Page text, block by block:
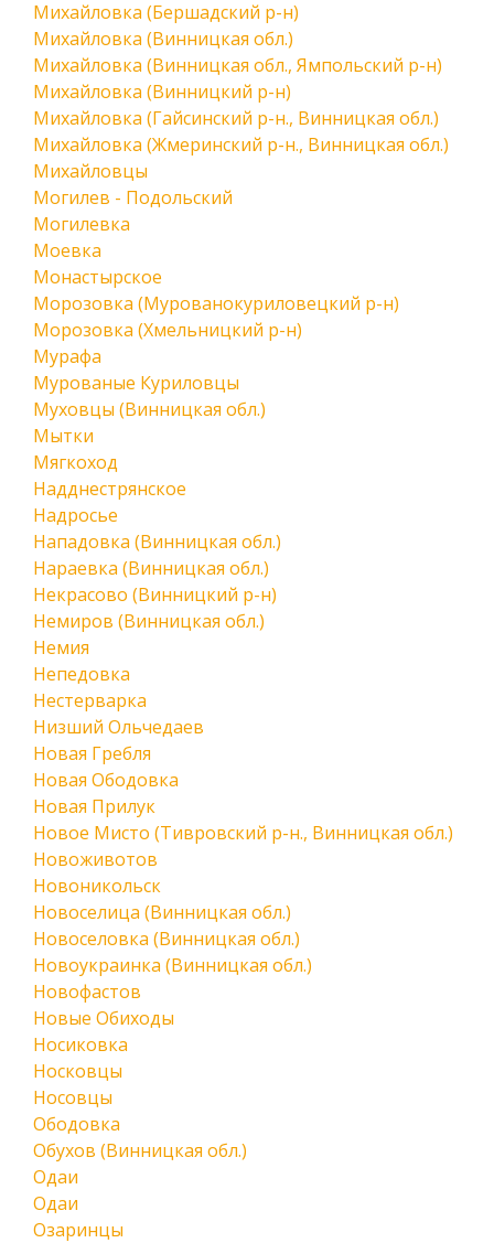
Михайловка (Бершадский р-н)
Михайловка (Винницкая обл.)
Михайловка (Винницкая обл., Ямпольский р-н)
Михайловка (Винницкий р-н)
Михайловка (Гайсинский р-н., Винницкая обл.)
Михайловка (Жмеринский р-н., Винницкая обл.)
Михайловцы
Могилев - Подольский
Могилевка
Моевка
Монастырское
Морозовка (Мурованокуриловецкий р-н)
Морозовка (Хмельницкий р-н)
Мурафа
Мурованые Куриловцы
Муховцы (Винницкая обл.)
Мытки
Мягкоход
Надднестрянское
Надросье
Нападовка (Винницкая обл.)
Нараевка (Винницкая обл.)
Некрасово (Винницкий р-н)
Немиров (Винницкая обл.)
Немия
Непедовка
Нестерварка
Низший Ольчедаев
Новая Гребля
Новая Ободовка
Новая Прилук
Новое Мисто (Тивровский р-н., Винницкая обл.)
Новоживотов
Новоникольск
Новоселица (Винницкая обл.)
Новоселовка (Винницкая обл.)
Новоукраинка (Винницкая обл.)
Новофастов
Новые Обиходы
Носиковка
Носковцы
Носовцы
Ободовка
Обухов (Винницкая обл.)
Одаи
Одаи
Озаринцы